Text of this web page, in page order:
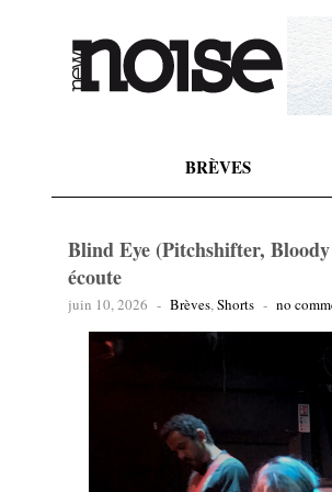
BRÈVES
Blind Eye (Pitchshifter,
écoute
juin 10, 2026 - Brèves,Shorts - no